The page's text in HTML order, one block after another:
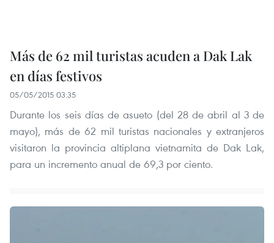
Más de 62 mil turistas acuden a Dak Lak
en días festivos
05/05/2015 03:35
Durante los seis días de asueto (del 28 de abril al 3 de
mayo), más de 62 mil turistas nacionales y extranjeros
visitaron la provincia altiplana vietnamita de Dak Lak,
para un incremento anual de 69,3 por ciento.